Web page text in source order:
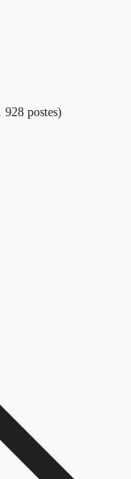
928 postes)